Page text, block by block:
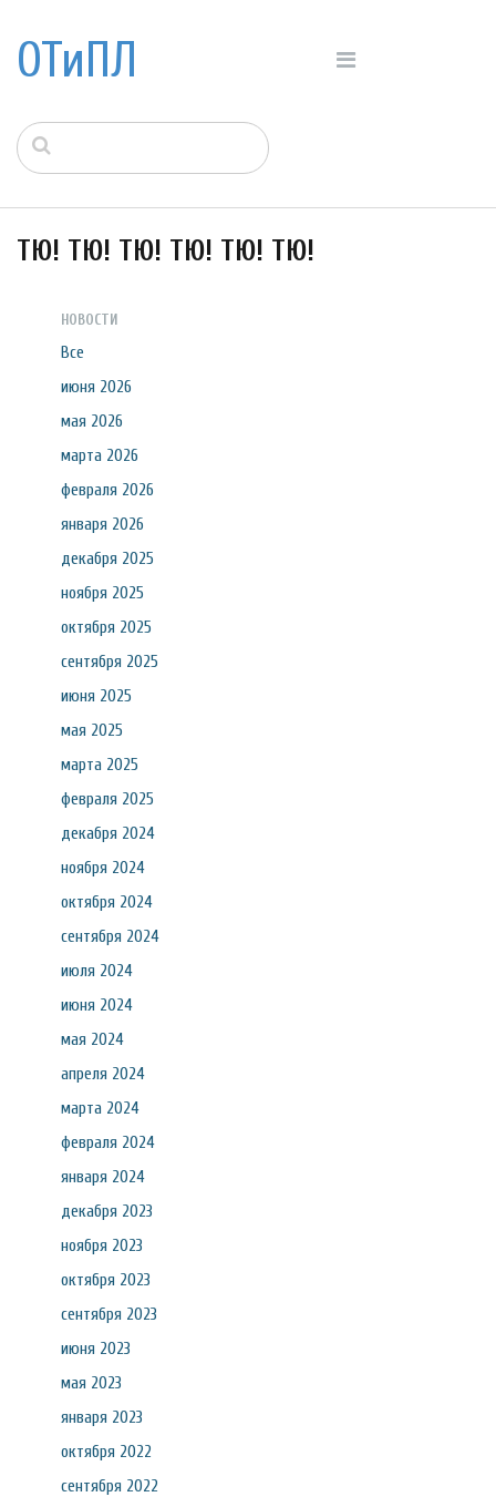
ОТиПЛ
ТЮ! ТЮ! ТЮ! ТЮ! ТЮ! ТЮ!
НОВОСТИ
Все
июня 2026
мая 2026
марта 2026
февраля 2026
января 2026
декабря 2025
ноября 2025
октября 2025
сентября 2025
июня 2025
мая 2025
марта 2025
февраля 2025
декабря 2024
ноября 2024
октября 2024
сентября 2024
июля 2024
июня 2024
мая 2024
апреля 2024
марта 2024
февраля 2024
января 2024
декабря 2023
ноября 2023
октября 2023
сентября 2023
июня 2023
мая 2023
января 2023
октября 2022
сентября 2022